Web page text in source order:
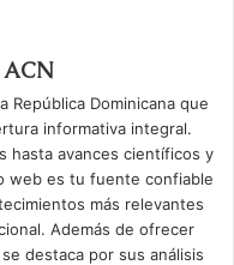
ACN
República Dominicana que
informativa integral.
hasta avances científicos y
web es tu fuente confiable
más relevantes
Además de ofrecer
destaca por sus análisis